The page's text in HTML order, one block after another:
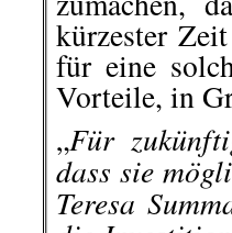
kürzester
für eine
Vorteile, in
„Für
dass sie
Teresa